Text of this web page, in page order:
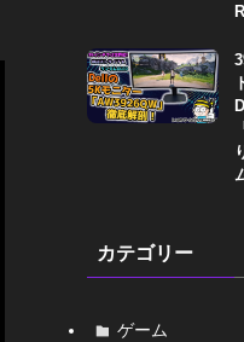
カテゴリー
ゲーム